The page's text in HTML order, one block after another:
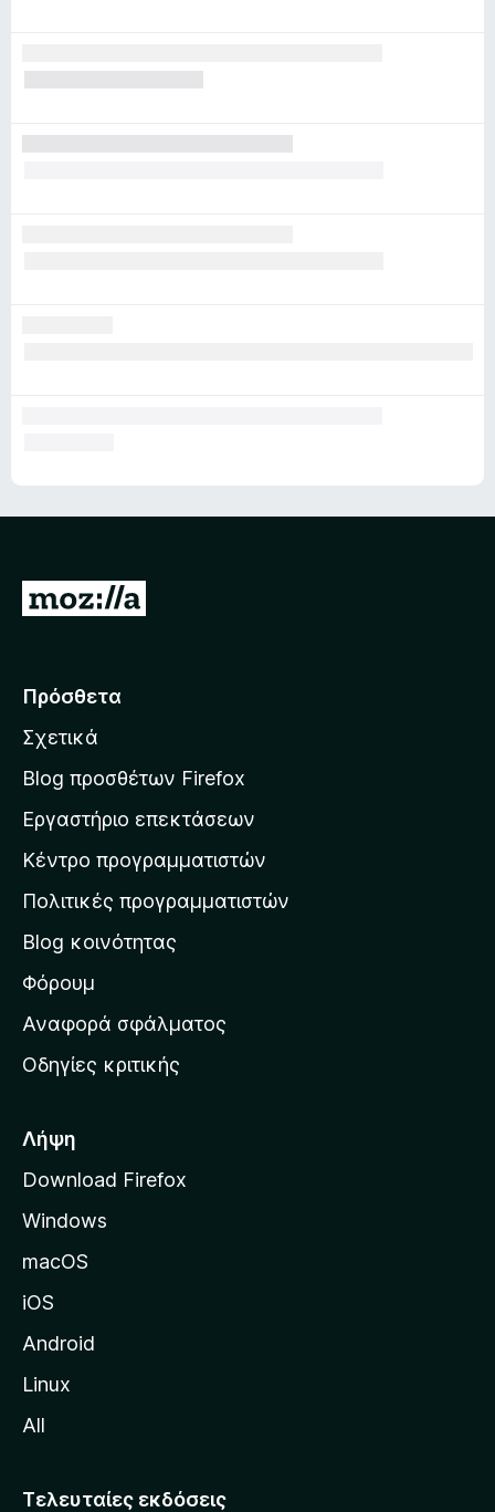
Μ
ά
α
σ
σ
τ
η
α
ρ
χ
κ
σ
λ
ί
τ
η
o
i
Πρόσθετα
Σχετικά
Blog προσθέτων Firefox
Εργαστήριο επεκτάσεων
Κέντρο προγραμματιστών
Πολιτικές προγραμματιστών
Blog κοινότητας
Φόρουμ
Αναφορά σφάλματος
Οδηγίες κριτικής
Λήψη
Download Firefox
Windows
macOS
iOS
Android
Linux
All
Τελευταίες εκδόσεις